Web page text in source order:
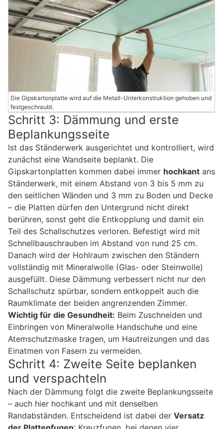
Die Gipskartonplatte wird auf die Metall-Unterkonstruktion gehoben und
festgeschraubt.
Schritt 3: Dämmung und erste
Beplankungsseite
Ist das Ständerwerk ausgerichtet und kontrolliert, wird
zunächst eine Wandseite beplankt. Die
Gipskartonplatten kommen dabei immer hochkant ans
Ständerwerk, mit einem Abstand von 3 bis 5 mm zu
den seitlichen Wänden und 3 mm zu Boden und Decke
– die Platten dürfen den Untergrund nicht direkt
berühren, sonst geht die Entkopplung und damit ein
Teil des Schallschutzes verloren. Befestigt wird mit
Schnellbauschrauben im Abstand von rund 25 cm.
Danach wird der Hohlraum zwischen den Ständern
vollständig mit Mineralwolle (Glas- oder Steinwolle)
ausgefüllt. Diese Dämmung verbessert nicht nur den
Schallschutz spürbar, sondern entkoppelt auch die
Raumklimate der beiden angrenzenden Zimmer.
Wichtig für die Gesundheit: Beim Zuschneiden und
Einbringen von Mineralwolle Handschuhe und eine
Atemschutzmaske tragen, um Hautreizungen und das
Einatmen von Fasern zu vermeiden.
Schritt 4: Zweite Seite beplanken
und verspachteln
Nach der Dämmung folgt die zweite Beplankungsseite
– auch hier hochkant und mit denselben
Randabständen. Entscheidend ist dabei der Versatz